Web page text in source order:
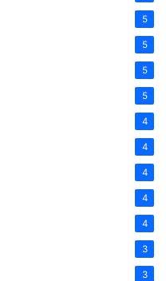
5
5
5
5
4
4
4
4
4
3
3